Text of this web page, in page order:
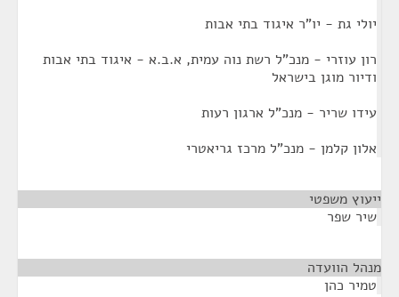
יולי גת - יו"ר איגוד בתי אבות
רון עוזרי - מנכ"ל רשת נוה עמית, א.ב.א - איגוד בתי אבות
ודיור מוגן בישראל
עידו שריר - מנכ"ל ארגון רעות
אלון קלמן - מנכ"ל מרכז גריאטרי
ייעוץ משפטי
שיר שפר
מנהל הוועדה
טמיר כהן